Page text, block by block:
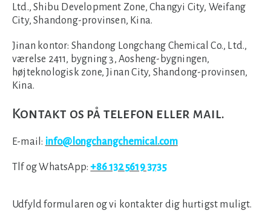
Ltd., Shibu Development Zone, Changyi City, Weifang
City, Shandong-provinsen, Kina.
Jinan kontor: Shandong Longchang Chemical Co., Ltd.,
værelse 2411, bygning 3, Aosheng-bygningen,
højteknologisk zone, Jinan City, Shandong-provinsen,
Kina.
Kontakt os på telefon eller mail.
E-mail: info@longchangchemical.com
Tlf og WhatsApp:+86 132 5619 3735
Udfyld formularen og vi kontakter dig hurtigst muligt.